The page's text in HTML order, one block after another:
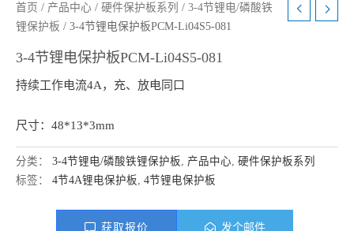
首页 / 产品中心 / 硬件保护板系列 / 3-4节锂电/磷酸铁
锂保护板 / 3-4节锂电保护板PCM-Li04S5-081
3-4节锂电保护板PCM-Li04S5-081
持续工作电流4A，充、放电同口
尺寸：48*13*3mm
分类： 3-4节锂电/磷酸铁锂保护板, 产品中心, 硬件保护板系列
标签： 4节4A锂电保护板, 4节锂电保护板
获取报价 发个邮件